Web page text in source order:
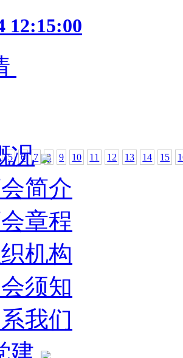
12:15:00
5 6 7 8 9 10 11 12 13 14 15
况
简介
章程
机构
须知
我们
建